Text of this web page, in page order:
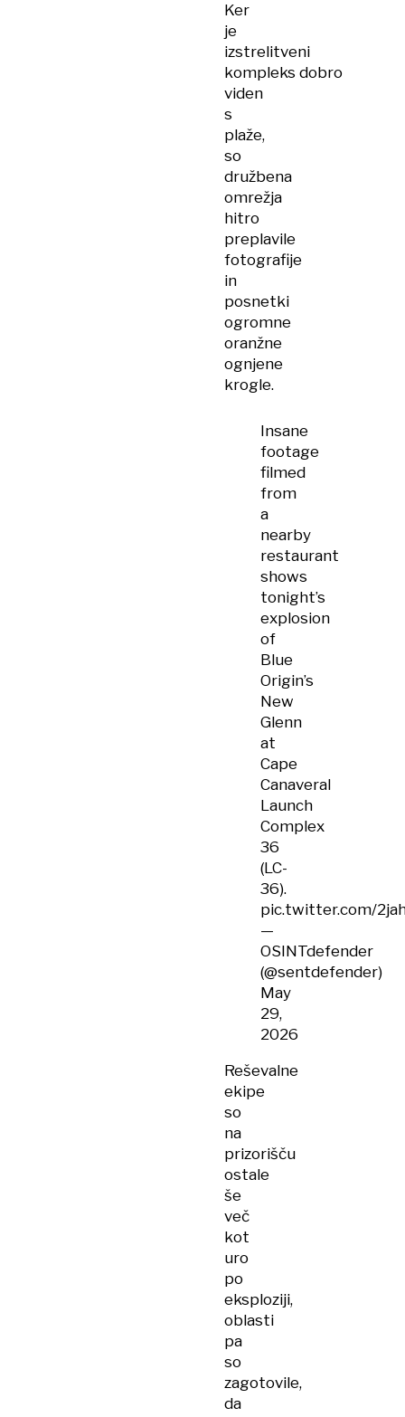
Ker
je
izstrelitveni
kompleks dobro
viden
s
plaže,
so
družbena
omrežja
hitro
preplavile
fotografije
in
posnetki
ogromne
oranžne
ognjene
krogle.
Insane
footage
filmed
from
a
nearby
restaurant
shows
tonight’s
explosion
of
Blue
Origin’s
New
Glenn
at
Cape
Canaveral
Launch
Complex
36
(LC-
36).
pic.twitter.com/
—
OSINTdefender
(@sentdefender)
May
29,
2026
Reševalne
ekipe
so
na
prizorišču
ostale
še
več
kot
uro
po
eksploziji,
oblasti
pa
so
zagotovile,
da